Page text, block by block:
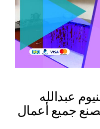
عبدالله
/ 65857744 / مصنع جميع أعمال